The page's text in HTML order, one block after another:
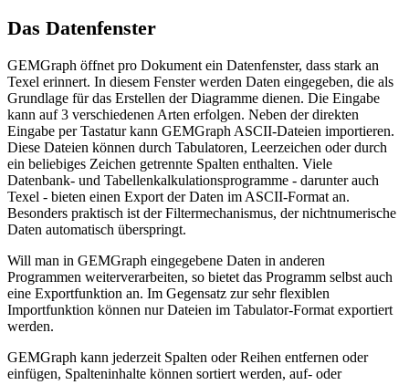
Das Datenfenster
GEMGraph öffnet pro Dokument ein Datenfenster, dass stark an
Texel erinnert. In diesem Fenster werden Daten eingegeben, die als
Grundlage für das Erstellen der Diagramme dienen. Die Eingabe
kann auf 3 verschiedenen Arten erfolgen. Neben der direkten
Eingabe per Tastatur kann GEMGraph ASCII-Dateien importieren.
Diese Dateien können durch Tabulatoren, Leerzeichen oder durch
ein beliebiges Zeichen getrennte Spalten enthalten. Viele
Datenbank- und Tabellenkalkulationsprogramme - darunter auch
Texel - bieten einen Export der Daten im ASCII-Format an.
Besonders praktisch ist der Filtermechanismus, der nichtnumerische
Daten automatisch überspringt.
Will man in GEMGraph eingegebene Daten in anderen
Programmen weiterverarbeiten, so bietet das Programm selbst auch
eine Exportfunktion an. Im Gegensatz zur sehr flexiblen
Importfunktion können nur Dateien im Tabulator-Format exportiert
werden.
GEMGraph kann jederzeit Spalten oder Reihen entfernen oder
einfügen, Spalteninhalte können sortiert werden, auf- oder